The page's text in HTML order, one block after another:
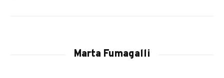
Marta Fumagalli